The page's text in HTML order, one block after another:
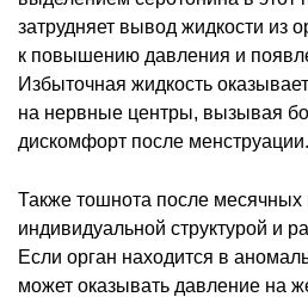
затрудняет вывод жидкости из
к повышению давления и
Избыточная жидкость
на нервные центры, вызывая
дискомфорт после менструации.
Также тошнота после
индивидуальной структурой и
Если орган находится в
может оказывать давление на